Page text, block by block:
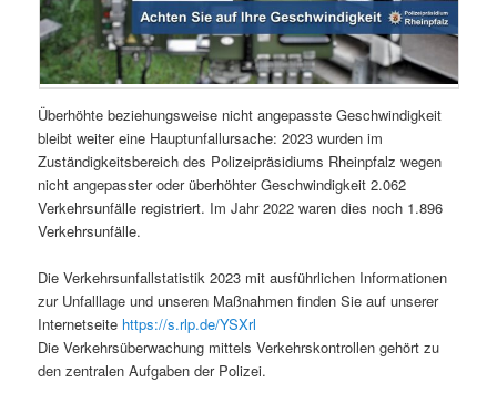
Überhöhte beziehungsweise nicht angepasste Geschwindigkeit
bleibt weiter eine Hauptunfallursache: 2023 wurden im
Zuständigkeitsbereich des Polizeipräsidiums Rheinpfalz wegen
nicht angepasster oder überhöhter Geschwindigkeit 2.062
Verkehrsunfälle registriert. Im Jahr 2022 waren dies noch 1.896
Verkehrsunfälle.
Die Verkehrsunfallstatistik 2023 mit ausführlichen Informationen
zur Unfalllage und unseren Maßnahmen finden Sie auf unserer
Internetseite https://s.rlp.de/YSXrl
Die Verkehrsüberwachung mittels Verkehrskontrollen gehört zu
den zentralen Aufgaben der Polizei.